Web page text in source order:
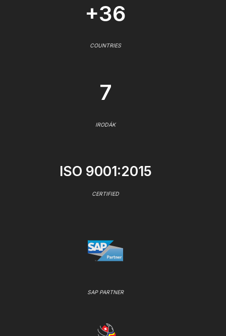
+36
COUNTRIES
7
IRODÁK
ISO 9001:2015
CERTIFIED
SAP PARTNER